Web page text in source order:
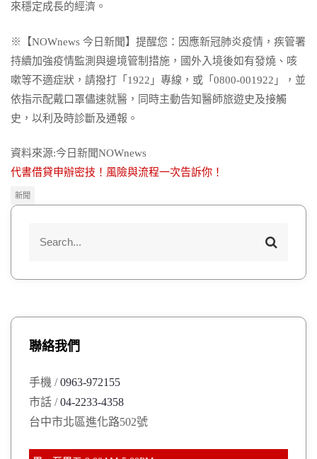
來穩定成長的經濟。
※【NOWnews 今日新聞】提醒您：因應新冠肺炎疫情，疾管署
持續加強疫情監測與邊境管制措施，國外入境後如有發燒、咳
嗽等不適症狀，請撥打「1922」專線，或「0800-001922」，並
依指示配戴口罩儘速就醫，同時主動告知醫師旅遊史及接觸
史，以利及時診斷及通報。
資料來源:今日新聞NOWnews
代書借貸申辦密技！風險與流程一次告訴你！
新聞
f
S
r
聯絡我們
手機 /0963-972155
市話 /04-2233-4358
台中市北區進化路502號